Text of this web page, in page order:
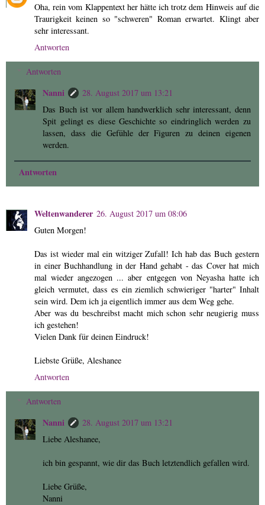
Oha, rein vom Klappentext her hätte ich trotz dem Hinweis auf die
Traurigkeit keinen so "schweren" Roman erwartet. Klingt aber
sehr interessant.
Antworten
Antworten
Nanni
28. August 2017 um 13:21
Das Buch ist vor allem handwerklich sehr interessant, denn
Spit gelingt es diese Geschichte so eindringlich werden zu
lassen, dass die Gefühle der Figuren zu deinen eigenen
werden.
Antworten
Weltenwanderer 26. August 2017 um 08:06
Guten Morgen!
Das ist wieder mal ein witziger Zufall! Ich hab das Buch gestern
in einer Buchhandlung in der Hand gehabt - das Cover hat mich
mal wieder angezogen ... aber entgegen von Neyasha hatte ich
gleich vermutet, dass es ein ziemlich schwieriger "harter" Inhalt
sein wird. Dem ich ja eigentlich immer aus dem Weg gehe.
Aber was du beschreibst macht mich schon sehr neugierig muss
ich gestehen!
Vielen Dank für deinen Eindruck!
Liebste Grüße, Aleshanee
Antworten
Antworten
Nanni
28. August 2017 um 13:21
Liebe Aleshanee,
ich bin gespannt, wie dir das Buch letztendlich gefallen wird.
Liebe Grüße,
Nanni